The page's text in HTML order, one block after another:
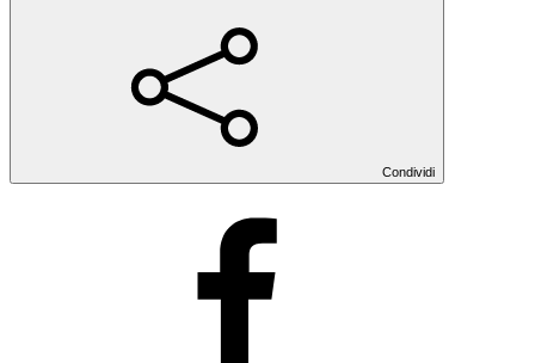
Condividi